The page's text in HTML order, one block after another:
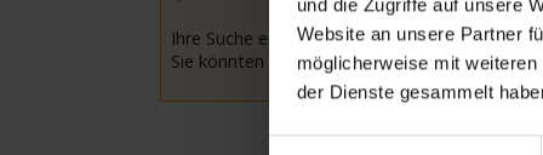
und die Zugriffe auf unsere
Website an unsere Partner
möglicherweise mit
der Dienste gesammelt
Ihre Suche ergab leider keine Treffer.
Sie könnten versuchen Ihre Suchkriterien